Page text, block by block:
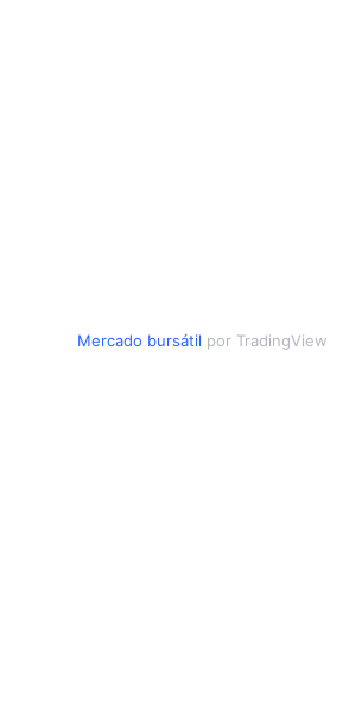
Mercado bursátil por TradingView